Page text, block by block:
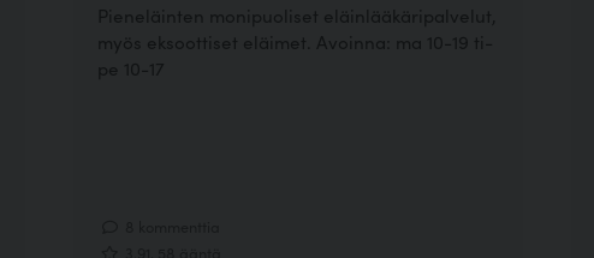
Pieneläinten monipuoliset eläinlääkäripalvelut,
myös eksoottiset eläimet. Avoinna: ma 10-19 ti-
pe 10-17